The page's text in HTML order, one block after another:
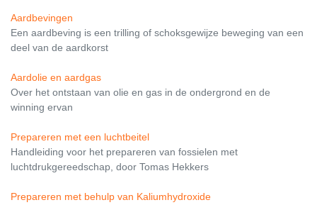
Aardbevingen
Een aardbeving is een trilling of schoksgewijze beweging van een
deel van de aardkorst
Aardolie en aardgas
Over het ontstaan van olie en gas in de ondergrond en de
winning ervan
Prepareren met een luchtbeitel
Handleiding voor het prepareren van fossielen met
luchtdrukgereedschap, door Tomas Hekkers
Prepareren met behulp van Kaliumhydroxide